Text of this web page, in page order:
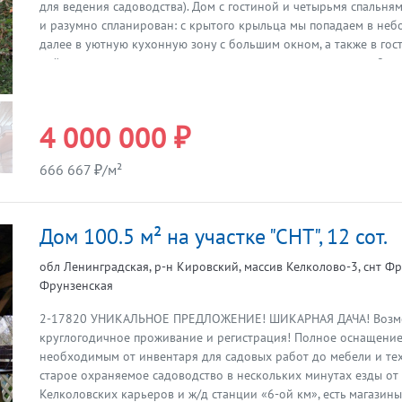
для ведения садоводства). Дом с гостиной и четырьмя
и разумно спланирован: с крытого крыльца мы попадаем в
далее в уютную кухонную зону с большим окном, а также в
действующим камином и в две изолированные спальни по 8
проложен утеплитель). К дому подключено электричество (5
технических нужд и бани всегда есть, а до источника с
отопления. Баня в хорошем состоянии, с дровяной печью.
сторон рабицей, много ягодных кустарников, плодовых
гостевой домик, дровник. Ворота распашные, с въездом для
200 м, а в трех километрах – озеро с отличными пляжами
жилой) и участок в собственности, межевание сделано, один
собственник, полная цена в договоре. Торг возможен! Вся
новому собственнику! Если видео не открывается или
пришлю ссылку.
4 000 000 ₽
666 667 ₽/м²
Предыдущая
Дом 100.5 м² на участке "СНТ", 12 сот.
обл Ленинградская, р-н Кировский, массив Келколово-3, снт
Фрунзенская
2-17820 УНИКАЛЬНОЕ ПРЕДЛОЖЕНИЕ! ШИКАРНАЯ ДАЧА!
круглогодичное проживание и регистрация! Полное
необходимым от инвентаря для садовых работ до мебели и
старое охраняемое садоводство в нескольких минутах езды
Келколовских карьеров и ж/д станции «6-ой км», есть